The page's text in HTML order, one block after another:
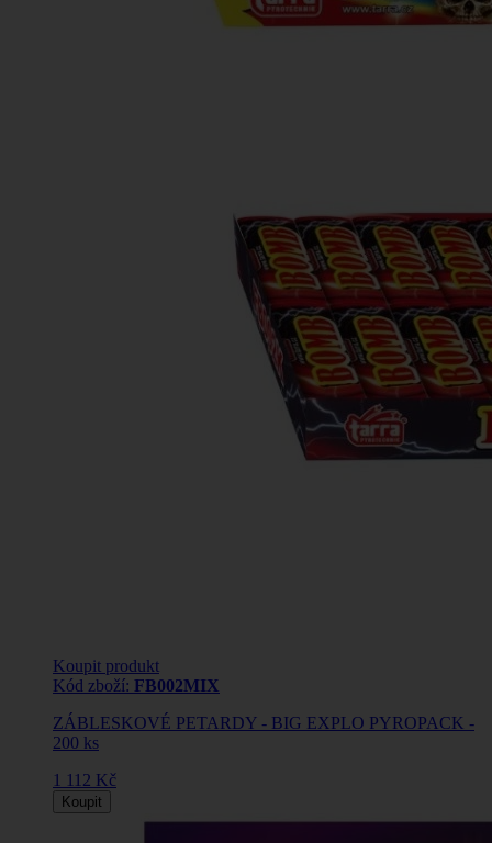
Koupit produkt
Kód zboží: FB002MIX
ZÁBLESKOVÉ PETARDY - BIG EXPLO PYROPACK -
200 ks
1 112 Kč
Koupit